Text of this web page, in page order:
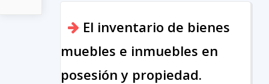
El inventario de bienes
muebles e inmuebles en
posesión y propiedad.